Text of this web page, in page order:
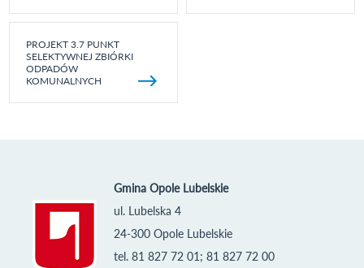
PROJEKT 3.7 PUNKT
SELEKTYWNEJ ZBIÓRKI
ODPADÓW
KOMUNALNYCH
Gmina Opole Lubelskie
ul. Lubelska 4
24-300 Opole Lubelskie
tel. 81 827 72 01; 81 827 72 00